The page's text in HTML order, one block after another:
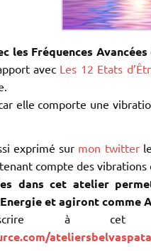
les Fréquences
avec Les 12 Etats
elle comporte une
exprimé sur mon twitter
compte des vibrations
dans cet atelier
et agiront comme
à cet